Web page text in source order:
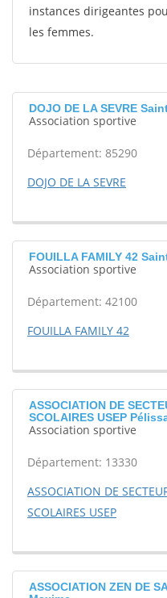
instances dirigeantes
les femmes.
DOJO DE LA SEVRE
Association sportive
Département: 85290
DOJO DE LA SEVRE
FOUILLA FAMILY 42
Association sportive
Département: 42100
FOUILLA FAMILY 42
ASSOCIATION DE
SCOLAIRES USEP
Association sportive
Département: 13330
ASSOCIATION DE
SCOLAIRES USEP
ASSOCIATION ZEN DE